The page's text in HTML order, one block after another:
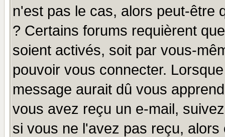
n'est pas le cas, alors peut-être
? Certains forums requièrent
soient activés, soit par vous-
pouvoir vous connecter.
message aurait dû vous
vous avez reçu un e-mail,
si vous ne l'avez pas reçu,